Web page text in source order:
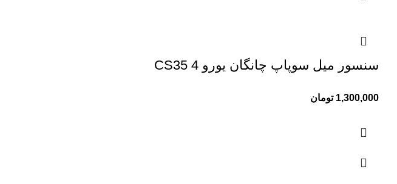
سنسور میل سوپاپ چانگان یورو 4 CS35
1,300,000 تومان